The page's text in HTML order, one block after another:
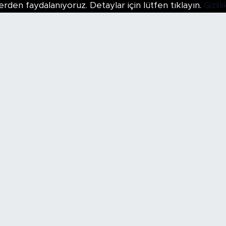
faydalanıyoruz. Detaylar için lütfen tıklayın.